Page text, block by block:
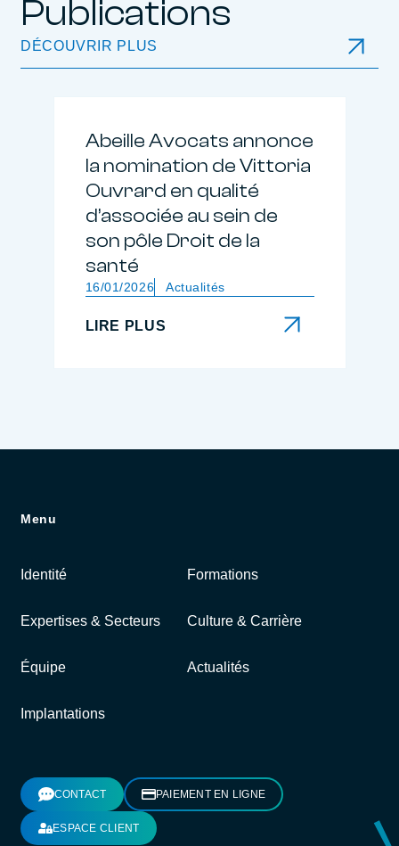
Publications
DÉCOUVRIR PLUS
Abeille Avocats annonce
la nomination de Vittoria
Ouvrard en qualité
d’associée au sein de
son pôle Droit de la
santé
16/01/2026 Actualités
LIRE PLUS
Menu
Identité Formations
Expertises & Secteurs Culture & Carrière
Équipe Actualités
Implantations
CONTACT PAIEMENT EN LIGNE
ESPACE CLIENT